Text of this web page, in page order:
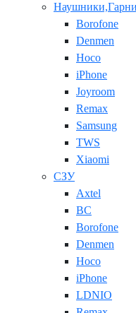
Borofone
Denmen
Hoco
iPhone
Joyroom
Remax
Samsung
TWS
Xiaomi
СЗУ
Axtel
BC
Borofone
Denmen
Hoco
iPhone
LDNIO